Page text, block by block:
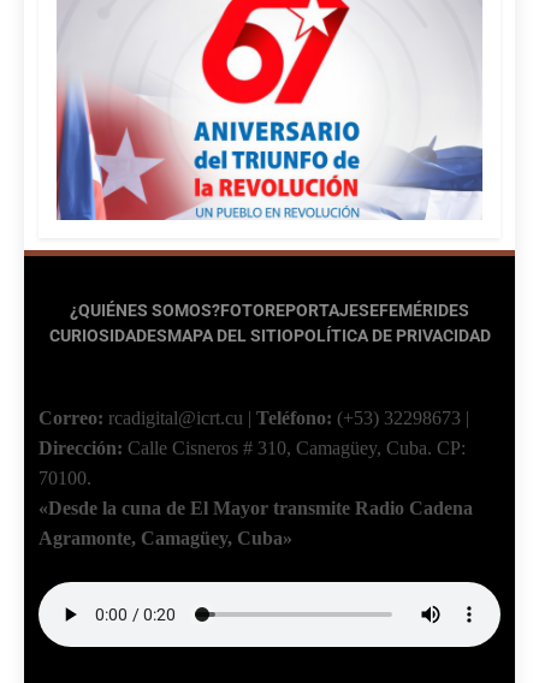
¿QUIÉNES SOMOS?FOTOREPORTAJESEFEMÉRIDES
CURIOSIDADESMAPA DEL SITIOPOLÍTICA DE PRIVACIDAD
Correo: rcadigital@icrt.cu | Teléfono: (+53) 32298673 |
Dirección: Calle Cisneros # 310, Camagüey, Cuba. CP:
70100.
«Desde la cuna de El Mayor transmite Radio Cadena
Agramonte, Camagüey, Cuba»